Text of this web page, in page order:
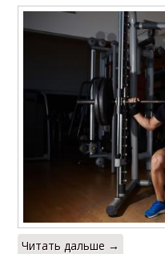
Читать дальше →